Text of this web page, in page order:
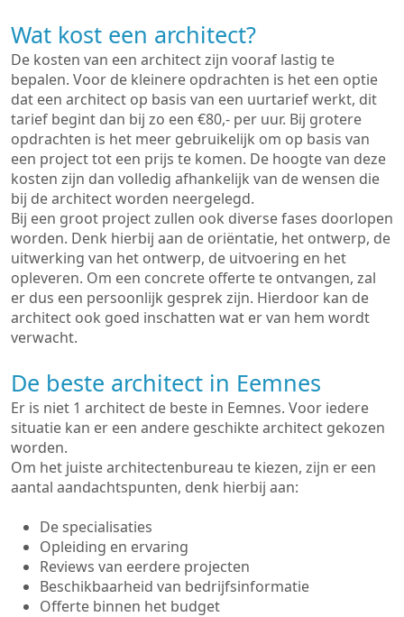
Wat kost een architect?
De kosten van een architect zijn vooraf lastig te
bepalen. Voor de kleinere opdrachten is het een optie
dat een architect op basis van een uurtarief werkt, dit
tarief begint dan bij zo een €80,- per uur. Bij grotere
opdrachten is het meer gebruikelijk om op basis van
een project tot een prijs te komen. De hoogte van deze
kosten zijn dan volledig afhankelijk van de wensen die
bij de architect worden neergelegd.
Bij een groot project zullen ook diverse fases doorlopen
worden. Denk hierbij aan de oriëntatie, het ontwerp, de
uitwerking van het ontwerp, de uitvoering en het
opleveren. Om een concrete offerte te ontvangen, zal
er dus een persoonlijk gesprek zijn. Hierdoor kan de
architect ook goed inschatten wat er van hem wordt
verwacht.
De beste architect in Eemnes
Er is niet 1 architect de beste in Eemnes. Voor iedere
situatie kan er een andere geschikte architect gekozen
worden.
Om het juiste architectenbureau te kiezen, zijn er een
aantal aandachtspunten, denk hierbij aan:
De specialisaties
Opleiding en ervaring
Reviews van eerdere projecten
Beschikbaarheid van bedrijfsinformatie
Offerte binnen het budget